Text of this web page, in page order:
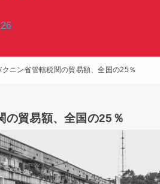
クニン省管轄税関の貿易額、全国の25％
の貿易額、全国の25％